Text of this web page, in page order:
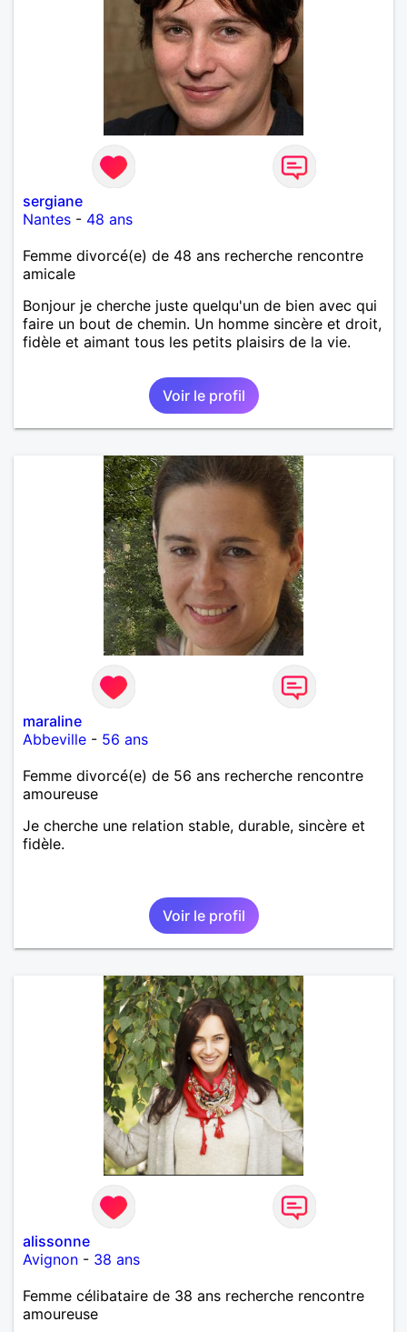
sergiane
Nantes - 48 ans
Femme divorcé(e) de 48 ans recherche rencontre
amicale
Bonjour je cherche juste quelqu'un de bien avec qui
faire un bout de chemin. Un homme sincère et droit,
fidèle et aimant tous les petits plaisirs de la vie.
Voir le profil
maraline
Abbeville - 56 ans
Femme divorcé(e) de 56 ans recherche rencontre
amoureuse
Je cherche une relation stable, durable, sincère et
fidèle.
Voir le profil
alissonne
Avignon - 38 ans
Femme célibataire de 38 ans recherche rencontre
amoureuse